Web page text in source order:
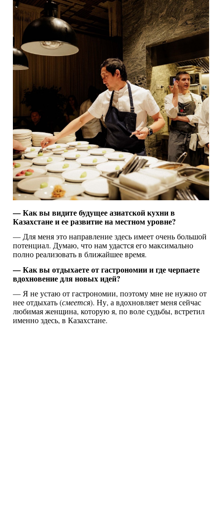
— Как вы видите будущее азиатской кухни в
Казахстане и ее развитие на местном уровне?
— Для меня это направление здесь имеет очень большой
потенциал. Думаю, что нам удастся его максимально
полно реализовать в ближайшее время.
— Как вы отдыхаете от гастрономии и где черпаете
вдохновение для новых идей?
— Я не устаю от гастрономии, поэтому мне не нужно от
нее отдыхать (смеется). Ну, а вдохновляет меня сейчас
любимая женщина, которую я, по воле судьбы, встретил
именно здесь, в Казахстане.